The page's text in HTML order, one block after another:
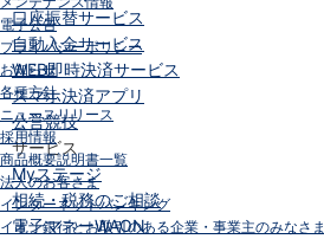
口座振替サービス
自動入金サービス
WEB即時決済サービス
スマホ決済アプリ
公営競技
サービス
Myステージ
相続・税務のご相談
電子マネーWAON
電子公告
プライバシーポリシー
お知らせ
各種方針
ニュースリリース
採用情報
商品概要説明書一覧
法人のお客さま
インターネットバンキング
イオン銀行とお取引のある企業・事業主のみなさま